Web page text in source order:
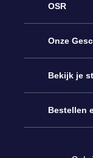
OSR
Service
Contact
Blog
Onze
Online Star
OSR
Bekijk je
Bestellen